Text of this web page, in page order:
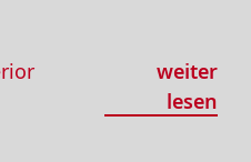
weiter
lesen